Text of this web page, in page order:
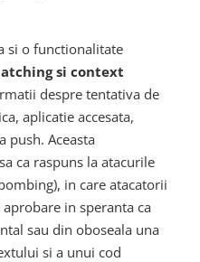
si o functionalitate
si context
despre tentativa de
aplicatie accesata,
push. Aceasta
ca raspuns la atacurile
in care atacatorii
in speranta ca
sau din oboseala una
si a unui cod